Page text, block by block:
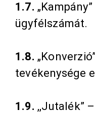
1.7.
ügyfélszámát.
1.8.
tevékenysége
1.9. ,,Jutalék”